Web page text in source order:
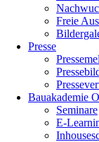
Freie
Presse
Bauakademie
Seminare
E-